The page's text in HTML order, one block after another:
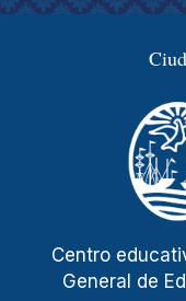
Centro
General de